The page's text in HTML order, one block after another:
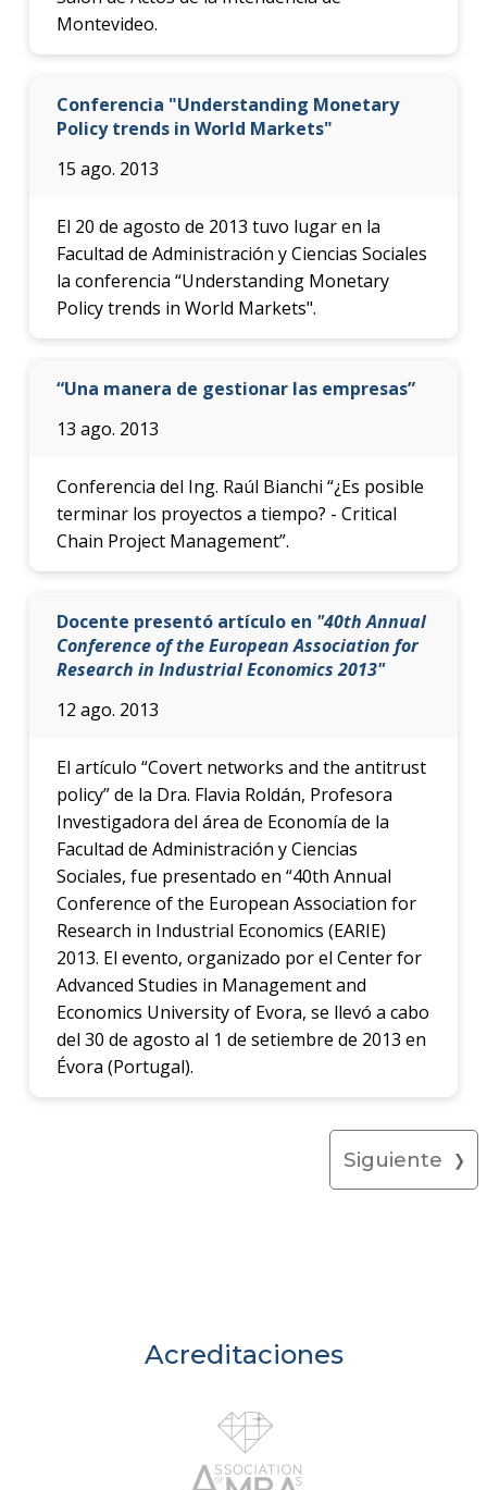
Montevideo.
Conferencia "Understanding Monetary
Policy trends in World Markets"
15 ago. 2013
El 20 de agosto de 2013 tuvo lugar en la
Facultad de Administración y Ciencias Sociales
la conferencia “Understanding Monetary
Policy trends in World Markets".
“Una manera de gestionar las empresas”
13 ago. 2013
Conferencia del Ing. Raúl Bianchi “¿Es posible
terminar los proyectos a tiempo? - Critical
Chain Project Management”.
Docente presentó artículo en "40th Annual
Conference of the European Association for
Research in Industrial Economics 2013"
12 ago. 2013
El artículo “Covert networks and the antitrust
policy” de la Dra. Flavia Roldán, Profesora
Investigadora del área de Economía de la
Facultad de Administración y Ciencias
Sociales, fue presentado en “40th Annual
Conference of the European Association for
Research in Industrial Economics (EARIE)
2013. El evento, organizado por el Center for
Advanced Studies in Management and
Economics University of Evora, se llevó a cabo
del 30 de agosto al 1 de setiembre de 2013 en
Évora (Portugal).
Siguiente
Acreditaciones